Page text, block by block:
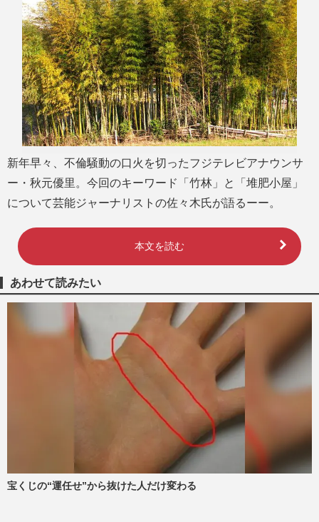
e
新年早々、不倫騒動の口火を切ったフジテレビアナウンサ
ー・秋元優里。今回のキーワード「竹林」と「堆肥小屋」
について芸能ジャーナリストの佐々木氏が語るーー。
本文を読む
あわせて読みたい
宝くじの“運任せ”から抜けた人だけ変わる